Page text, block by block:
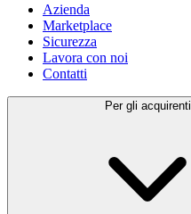
Azienda
Marketplace
Sicurezza
Lavora con noi
Contatti
Per gli acquirenti